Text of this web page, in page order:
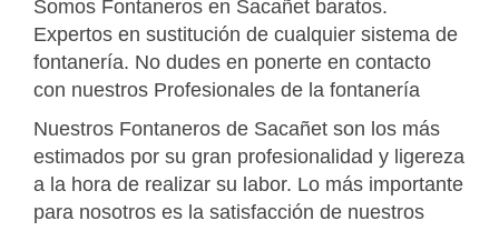
Somos Fontaneros en Sacañet baratos.
Expertos en sustitución de cualquier sistema de
fontanería. No dudes en ponerte en contacto
con nuestros Profesionales de la fontanería
Nuestros Fontaneros de Sacañet son los más
estimados por su gran profesionalidad y ligereza
a la hora de realizar su labor. Lo más importante
para nosotros es la satisfacción de nuestros